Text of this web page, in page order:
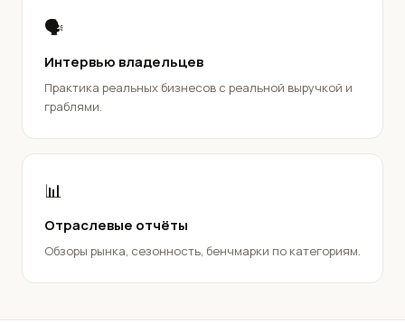
🗣️
Интервью владельцев
Практика реальных бизнесов с реальной выручкой и
граблями.
📊
Отраслевые отчёты
Обзоры рынка, сезонность, бенчмарки по категориям.